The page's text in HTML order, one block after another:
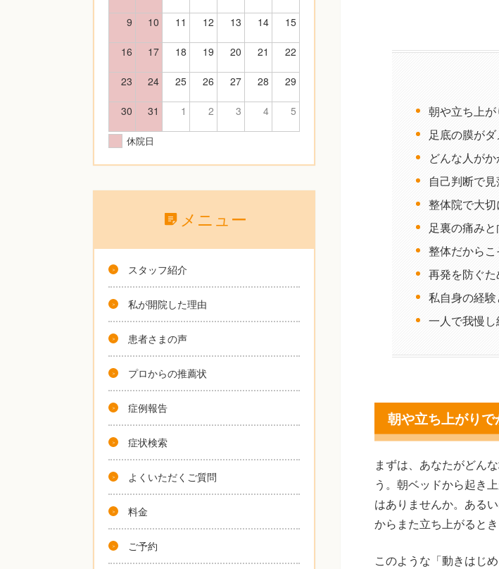
朝や立ち上
足底の膜が
どんな人が
自己判断で
整体院で大
足裏の痛み
整体だから
再発を防ぐ
私自身の経
一人で我慢
朝や立ち上がり
まずは、あなたがどん
う。朝ベッドから起き
はありませんか。ある
からまた立ち上がると
このような「動きはじ
9 10 11 12 13 14 15
16 17 18 19 20 21 22
23 24 25 26 27 28 29
30 31 1 2 3 4 5
休院日
メニュー
スタッフ紹介
私が開院した理由
患者さまの声
プロからの推薦状
症例報告
症状検索
よくいただくご質問
料金
ご予約